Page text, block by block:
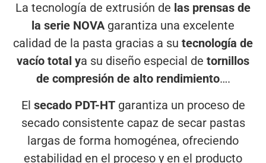
La tecnología de extrusión de las prensas de
la serie NOVAgarantiza una excelente
calidad de la pasta gracias a su tecnología de
vacío total ya su diseño especial de tornillos
de compresión de alto rendimiento….
El secado PDT-HTgarantiza un proceso de
secado consistente capaz de secar pastas
largas de forma homogénea, ofreciendo
estabilidad en el proceso y en el producto